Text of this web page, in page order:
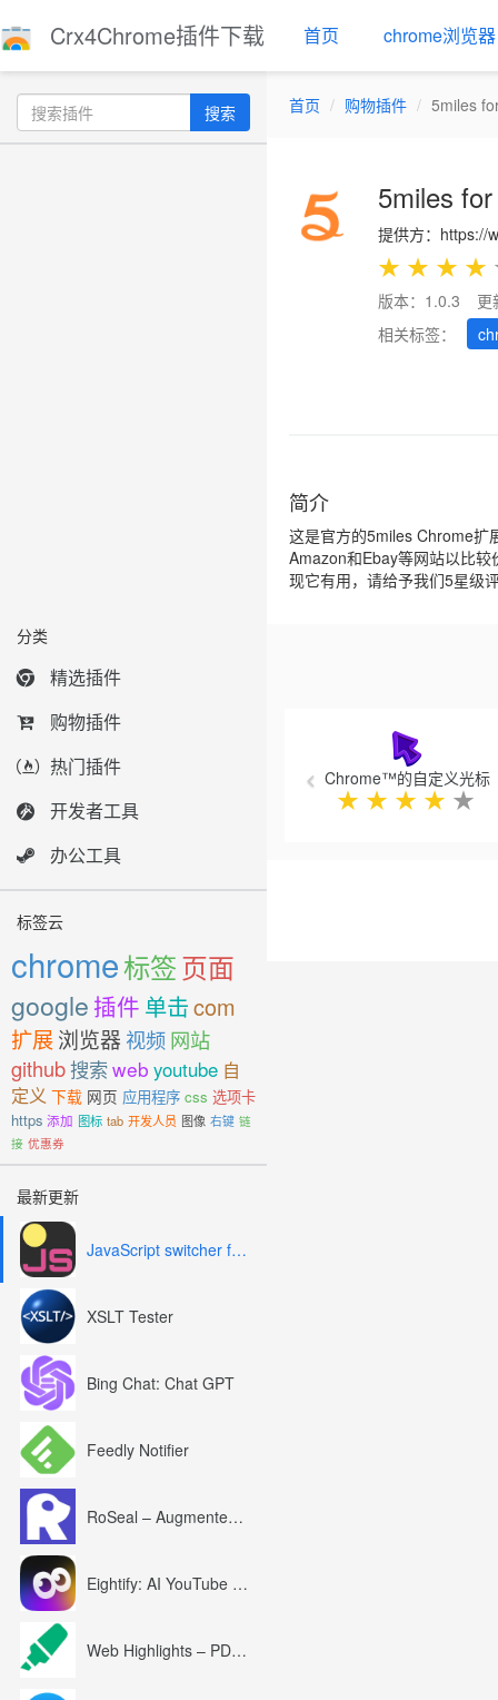
Crx4Chrome插件下载 首页 chrome浏览器
搜索
分类
精选插件
购物插件
热门插件
开发者工具
办公工具
标签云
chrome标签页面
google 插件 单击com
扩展浏览器 视频网站
github搜索web youtube 自
定义 下载 网页 应用程序 css 选项卡
https 添加 图标 tab 开发人员 图像 右键 链
接 优惠券
最新更新
JavaScript switcher for SEO and development
XSLT Tester
Bing Chat: Chat GPT
Feedly Notifier
RoSeal – Augmented Roblox Experience
Eightify: AI YouTube Summary with ChatGPT
Web Highlights – PDF & Web Highlighter
首页 购物插件 5miles
5miles
提供方：https://
★ ★ ★ ★
版本：1.0.3
更
相关标签：
简介
这是官方的5miles Chrome扩
Amazon和Ebay等网站以比
现它有用，请给予我们5星级
Chrome™的自定义光标
★ ★ ★ ★ ★